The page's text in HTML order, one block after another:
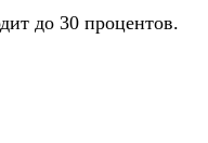
до 30 процентов.